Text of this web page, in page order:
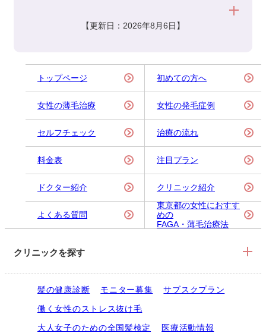
【更新日：2026年8月6日】
トップページ
女性の薄毛治療
セルフチェック
料金表
ドクター紹介
よくある質問
初めての方へ
女性の発毛症例
治療の流れ
注目プラン
クリニック紹介
東京都の女性におすす
めの
FAGA・薄毛治療法
クリニックを探す
髪の健康診断 モニター募集
サブスクプラン
働く女性のストレス抜け毛
大人女子のための全国髪検定
医療活動情報